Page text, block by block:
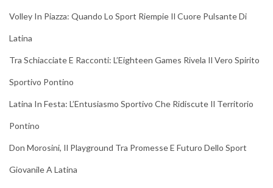
Volley In Piazza: Quando Lo Sport Riempie Il Cuore Pulsante Di
Latina
Tra Schiacciate E Racconti: L’Eighteen Games Rivela Il Vero Spirito
Sportivo Pontino
Latina In Festa: L’Entusiasmo Sportivo Che Ridiscute Il Territorio
Pontino
Don Morosini, Il Playground Tra Promesse E Futuro Dello Sport
Giovanile A Latina